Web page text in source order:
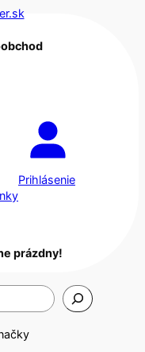
Prihlásenie
prázdny!